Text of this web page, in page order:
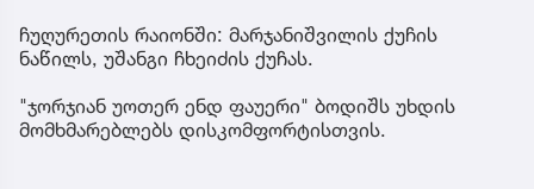
ჩუღურეთის რაიონში: მარჯანიშვილის ქუჩის
ნაწილს, უშანგი ჩხეიძის ქუჩას.
"ჯორჯიან უოთერ ენდ ფაუერი" ბოდიშს უხდის
მომხმარებლებს დისკომფორტისთვის.